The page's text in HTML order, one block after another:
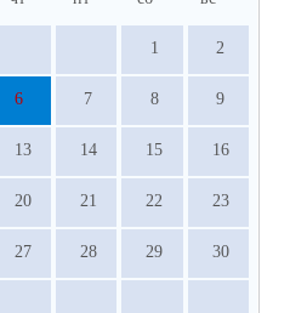
1 2
6 7 8 9
13 14 15 16
20 21 22 23
27 28 29 30